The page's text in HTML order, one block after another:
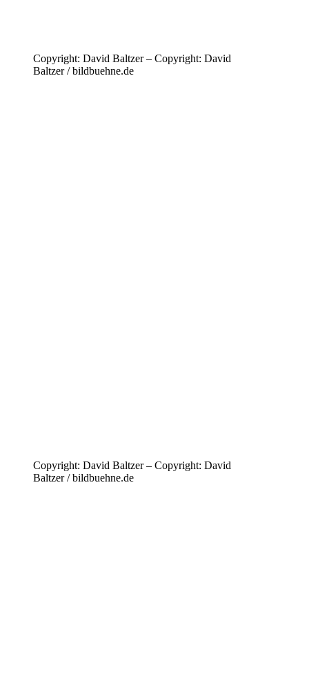
Copyright: David Baltzer – Copyright: David
Baltzer / bildbuehne.de
Copyright: David Baltzer – Copyright: David
Baltzer / bildbuehne.de